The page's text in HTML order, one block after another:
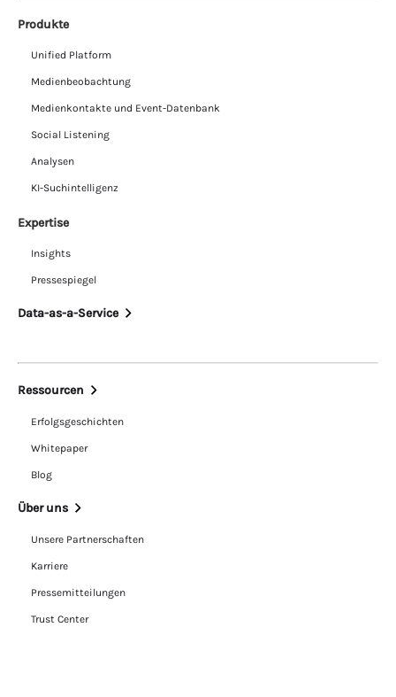
Produkte
Unified Platform
Medienbeobachtung
Medienkontakte und Event-Datenbank
Social Listening
Analysen
KI-Suchintelligenz
Expertise
Insights
Pressespiegel
Data-as-a-Service
Ressourcen
Erfolgsgeschichten
Whitepaper
Blog
Über uns
Unsere Partnerschaften
Karriere
Pressemitteilungen
Trust Center